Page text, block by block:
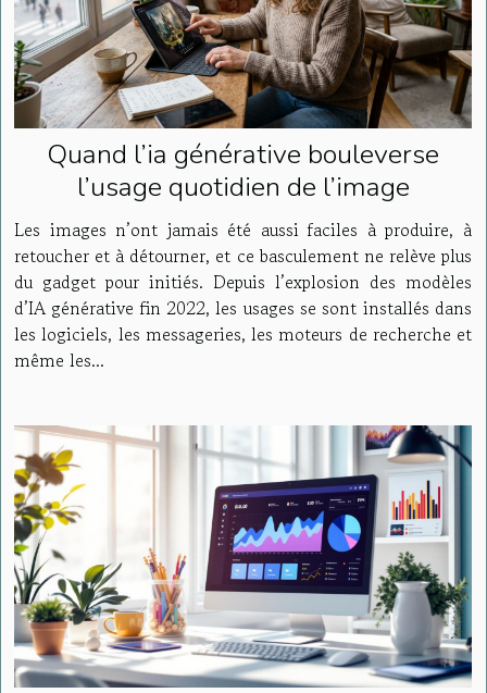
Quand l’ia générative bouleverse
l’usage quotidien de l’image
Les images n’ont jamais été aussi faciles à produire, à
retoucher et à détourner, et ce basculement ne relève plus
du gadget pour initiés. Depuis l’explosion des modèles
d’IA générative fin 2022, les usages se sont installés dans
les logiciels, les messageries, les moteurs de recherche et
même les...